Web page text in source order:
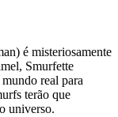
é misteriosamente
Smurfette
real para
terão que
universo.